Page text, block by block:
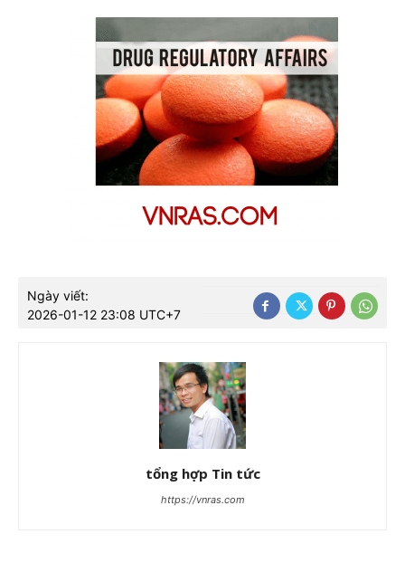
Ngày viết:
2026-01-12 23:08 UTC+7
tổng hợp Tin tức
https://vnras.com